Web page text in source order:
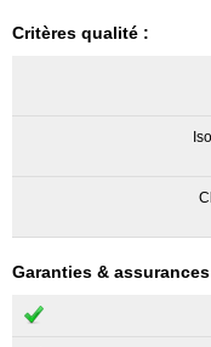
Critères qualité :
Garanties &